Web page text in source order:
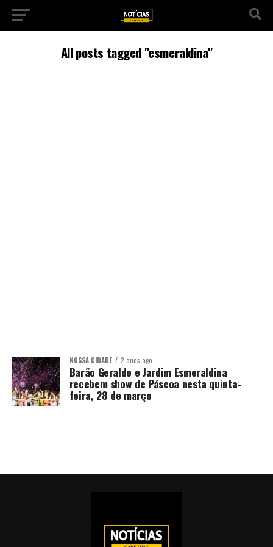
All posts tagged "esmeraldina"
NOSSA CIDADE 2 anos ago
Barão Geraldo e Jardim Esmeraldina
recebem show de Páscoa nesta quinta-
feira, 28 de março